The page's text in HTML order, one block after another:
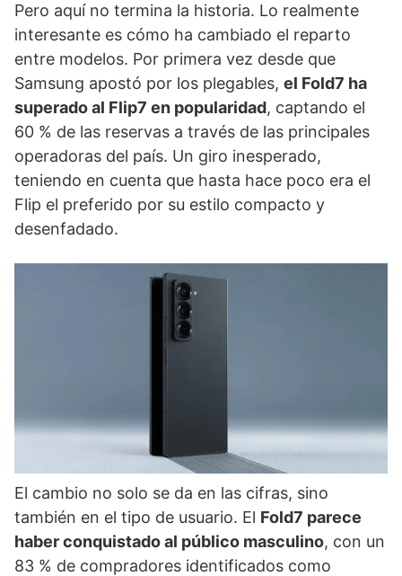
Pero aquí no termina la historia. Lo realmente
interesante es cómo ha cambiado el reparto
entre modelos. Por primera vez desde que
Samsung apostó por los plegables, el Fold7 ha
superado al Flip7 en popularidad, captando el
60 % de las reservas a través de las principales
operadoras del país. Un giro inesperado,
teniendo en cuenta que hasta hace poco era el
Flip el preferido por su estilo compacto y
desenfadado.
El cambio no solo se da en las cifras, sino
también en el tipo de usuario. El Fold7 parece
haber conquistado al público masculino, con un
83 % de compradores identificados como